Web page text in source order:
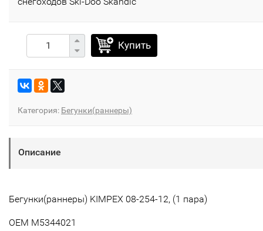
Купить
Категория: Бегунки(раннеры)
Описание
Бегунки(раннеры) KIMPEX 08-254-12, (1 пара)
OEM M5344021